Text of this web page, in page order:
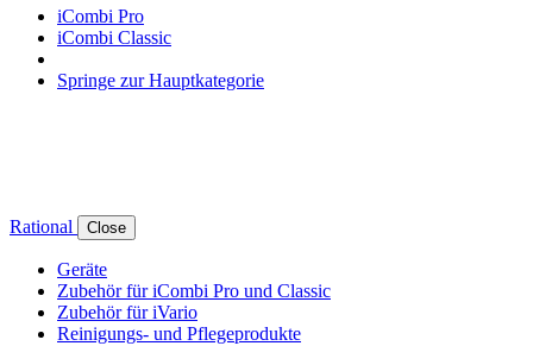
iCombi Pro
iCombi Classic
Springe zur Hauptkategorie
Rational Close
Geräte
Zubehör für iCombi Pro und Classic
Zubehör für iVario
Reinigungs- und Pflegeprodukte